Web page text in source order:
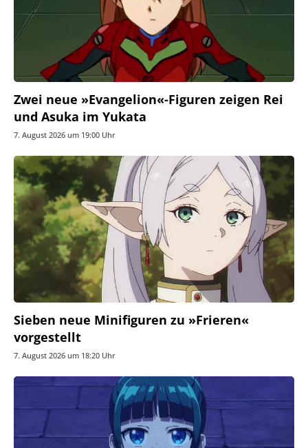
Zwei neue »Evangelion«-Figuren zeigen Rei
und Asuka im Yukata
7. August 2026 um 19:00 Uhr
Sieben neue Minifiguren zu »Frieren«
vorgestellt
7. August 2026 um 18:20 Uhr